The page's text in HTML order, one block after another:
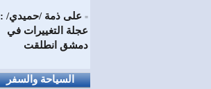
= على ذمة /حميدي/ :
عجلة التغييرات في
دمشق انطلقت
السياحة والسفر